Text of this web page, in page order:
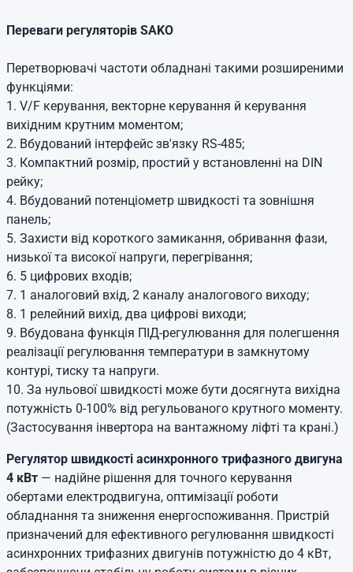
Переваги регуляторів SAKO
Перетворювачі частоти обладнані такими розширеними
функціями:
1. V/F керування, векторне керування й керування
вихідним крутним моментом;
2. Вбудований інтерфейс зв'язку RS-485;
3. Компактний розмір, простий у встановленні на DIN
рейку;
4. Вбудований потенціометр швидкості та зовнішня
панель;
5. Захисти від короткого замикання, обривання фази,
низької та високої напруги, перегрівання;
6. 5 цифрових входів;
7. 1 аналоговий вхід, 2 каналу аналогового виходу;
8. 1 релейний вихід, два цифрові виходи;
9. Вбудована функція ПІД-регулювання для полегшення
реалізації регулювання температури в замкнутому
контурі, тиску та напруги.
10. За нульової швидкості може бути досягнута вихідна
потужність 0-100% від регульованого крутного моменту.
(Застосування інвертора на вантажному ліфті та крані.)
Регулятор швидкості асинхронного трифазного двигуна
4 кВт — надійне рішення для точного керування
обертами електродвигуна, оптимізації роботи
обладнання та зниження енергоспоживання. Пристрій
призначений для ефективного регулювання швидкості
асинхронних трифазних двигунів потужністю до 4 кВт,